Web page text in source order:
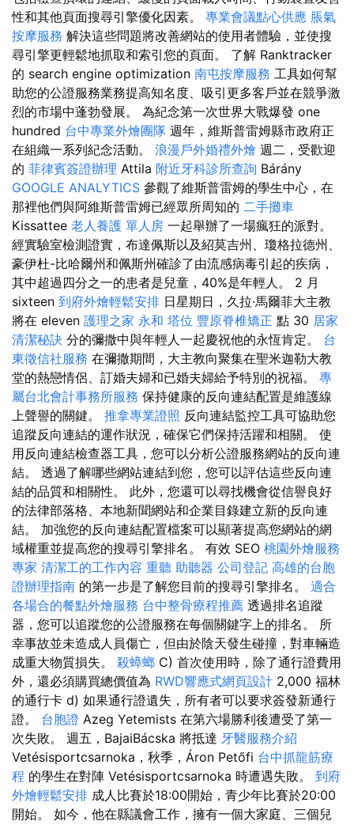
性和其他頁面搜尋引擎優化因素。 專業會議點心供應 脹氣
按摩服務 解決這些問題將改善網站的使用者體驗，並使搜
尋引擎更輕鬆地抓取和索引您的頁面。 了解 Ranktracker
的 search engine optimization 南屯按摩服務 工具如何幫
助您的公證服務業務提高知名度、吸引更多客戶並在競爭激
烈的市場中蓬勃發展。 為紀念第一次世界大戰爆發 one
hundred 台中專業外燴團隊 週年，維斯普雷姆縣市政府正
在組織一系列紀念活動。 浪漫戶外婚禮外燴 週二，受歡迎
的 菲律賓簽證辦理 Attila 附近牙科診所查詢 Bárány
GOOGLE ANALYTICS 參觀了維斯普雷姆的學生中心，在
那裡他們與阿維斯普雷姆已經眾所周知的 二手攤車
Kissattee 老人養護 單人房 一起舉辦了一場瘋狂的派對。
經實驗室檢測證實，布達佩斯以及紹莫吉州、瓊格拉德州、
豪伊杜-比哈爾州和佩斯州確診了由流感病毒引起的疾病，
其中超過四分之一的患者是兒童，40%是年輕人。 2 月
sixteen 到府外燴輕鬆安排 日星期日，久拉·馬爾菲大主教
將在 eleven 護理之家 永和 塔位 豐原脊椎矯正 點 30 居家
清潔秘訣 分的彌撒中與年輕人一起慶祝他的永恆肯定。 台
東徵信社服務 在彌撒期間，大主教向聚集在聖米迦勒大教
堂的熱戀情侶、訂婚夫婦和已婚夫婦給予特別的祝福。 專
屬台北會計事務所服務 保持健康的反向連結配置是維護線
上聲譽的關鍵。 推拿專業證照 反向連結監控工具可協助您
追蹤反向連結的運作狀況，確保它們保持活躍和相關。 使
用反向連結檢查器工具，您可以分析公證服務網站的反向連
結。 透過了解哪些網站連結到您，您可以評估這些反向連
結的品質和相關性。 此外，您還可以尋找機會從信譽良好
的法律部落格、本地新聞網站和企業目錄建立新的反向連
結。 加強您的反向連結配置檔案可以顯著提高您網站的網
域權重並提高您的搜尋引擎排名。 有效 SEO 桃園外燴服務
專家 清潔工的工作內容 重聽 助聽器 公司登記 高雄的台胞
證辦理指南 的第一步是了解您目前的搜尋引擎排名。 適合
各場合的餐點外燴服務 台中整骨療程推薦 透過排名追蹤
器，您可以追蹤您的公證服務在每個關鍵字上的排名。 所
幸事故並未造成人員傷亡，但由於陰天發生碰撞，對車輛造
成重大物質損失。 殺蟑螂 C) 首次使用時，除了通行證費用
外，還必須購買總價值為 RWD響應式網頁設計 2,000 福林
的通行卡 d) 如果通行證遺失，所有者可以要求簽發新通行
證。 台胞證 Azeg Yetemists 在第六場勝利後遭受了第一
次失敗。 週五，BajaiBácska 將抵達 牙醫服務介紹
Vetésisportcsarnoka，秋季，Áron Petőfi 台中抓龍筋療
程 的學生在對陣 Vetésisportcsarnoka 時遭遇失敗。 到府
外燴輕鬆安排 成人比賽於18:00開始，青少年比賽於20:00
開始。 如今，他在縣議會工作，擁有一個大家庭、三個兒